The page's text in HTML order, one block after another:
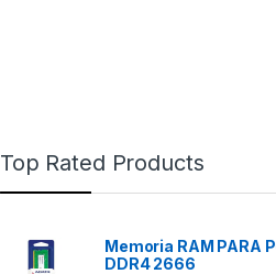
Top Rated Products
Memoria RAM PARA
DDR4 2666